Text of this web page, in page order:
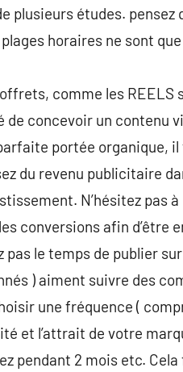
plusieurs études.
horaires ne sont
comme les
de concevoir un contenu
portée organique,
du revenu publicitaire
N’hésitez pas
conversions afin
pas le temps de publier
) aiment suivre des
une fréquence (
et l’attrait de votre
pendant 2 mois etc.